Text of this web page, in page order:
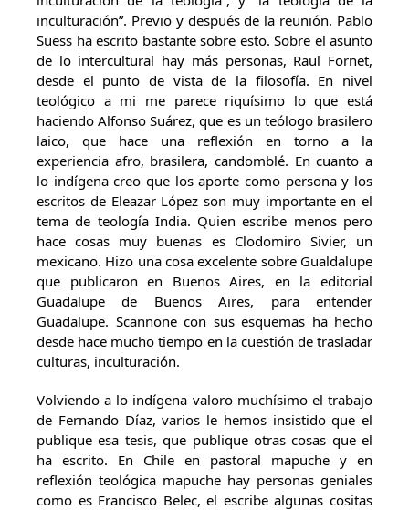
inculturación”. Previo y después de la reunión. Pablo
Suess ha escrito bastante sobre esto. Sobre el asunto
de lo intercultural hay más personas, Raul Fornet,
desde el punto de vista de la filosofía. En nivel
teológico a mi me parece riquísimo lo que está
haciendo Alfonso Suárez, que es un teólogo brasilero
laico, que hace una reflexión en torno a la
experiencia afro, brasilera, candomblé. En cuanto a
lo indígena creo que los aporte como persona y los
escritos de Eleazar López son muy importante en el
tema de teología India. Quien escribe menos pero
hace cosas muy buenas es Clodomiro Sivier, un
mexicano. Hizo una cosa excelente sobre Gualdalupe
que publicaron en Buenos Aires, en la editorial
Guadalupe de Buenos Aires, para entender
Guadalupe. Scannone con sus esquemas ha hecho
desde hace mucho tiempo en la cuestión de trasladar
culturas, inculturación.
Volviendo a lo indígena valoro muchísimo el trabajo
de Fernando Díaz, varios le hemos insistido que el
publique esa tesis, que publique otras cosas que el
ha escrito. En Chile en pastoral mapuche y en
reflexión teológica mapuche hay personas geniales
como es Francisco Belec, el escribe algunas cositas